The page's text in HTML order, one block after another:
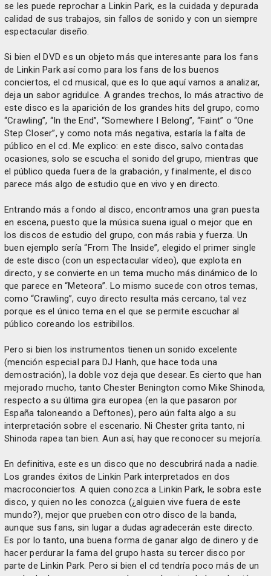
se les puede reprochar a Linkin Park, es la cuidada y depurada
calidad de sus trabajos, sin fallos de sonido y con un siempre
espectacular diseño.
Si bien el DVD es un objeto más que interesante para los fans
de Linkin Park así como para los fans de los buenos
conciertos, el cd musical, que es lo que aquí vamos a analizar,
deja un sabor agridulce. A grandes trechos, lo más atractivo de
este disco es la aparición de los grandes hits del grupo, como
“Crawling”, “In the End”, “Somewhere I Belong”, “Faint” o “One
Step Closer”, y como nota más negativa, estaría la falta de
público en el cd. Me explico: en este disco, salvo contadas
ocasiones, solo se escucha el sonido del grupo, mientras que
el público queda fuera de la grabación, y finalmente, el disco
parece más algo de estudio que en vivo y en directo.
Entrando más a fondo al disco, encontramos una gran puesta
en escena, puesto que la música suena igual o mejor que en
los discos de estudio del grupo, con más rabia y fuerza. Un
buen ejemplo sería “From The Inside”, elegido el primer single
de este disco (con un espectacular vídeo), que explota en
directo, y se convierte en un tema mucho más dinámico de lo
que parece en “Meteora”. Lo mismo sucede con otros temas,
como “Crawling”, cuyo directo resulta más cercano, tal vez
porque es el único tema en el que se permite escuchar al
público coreando los estribillos.
Pero si bien los instrumentos tienen un sonido excelente
(mención especial para DJ Hanh, que hace toda una
demostración), la doble voz deja que desear. Es cierto que han
mejorado mucho, tanto Chester Benington como Mike Shinoda,
respecto a su última gira europea (en la que pasaron por
España taloneando a Deftones), pero aún falta algo a su
interpretación sobre el escenario. Ni Chester grita tanto, ni
Shinoda rapea tan bien. Aun así, hay que reconocer su mejoría.
En definitiva, este es un disco que no descubrirá nada a nadie.
Los grandes éxitos de Linkin Park interpretados en dos
macroconciertos. A quien conozca a Linkin Park, le sobra este
disco, y quien no les conozca (¿alguien vive fuera de este
mundo?), mejor que prueben con otro disco de la banda,
aunque sus fans, sin lugar a dudas agradecerán este directo.
Es por lo tanto, una buena forma de ganar algo de dinero y de
hacer perdurar la fama del grupo hasta su tercer disco por
parte de Linkin Park. Pero si bien el cd tendría poco más de un